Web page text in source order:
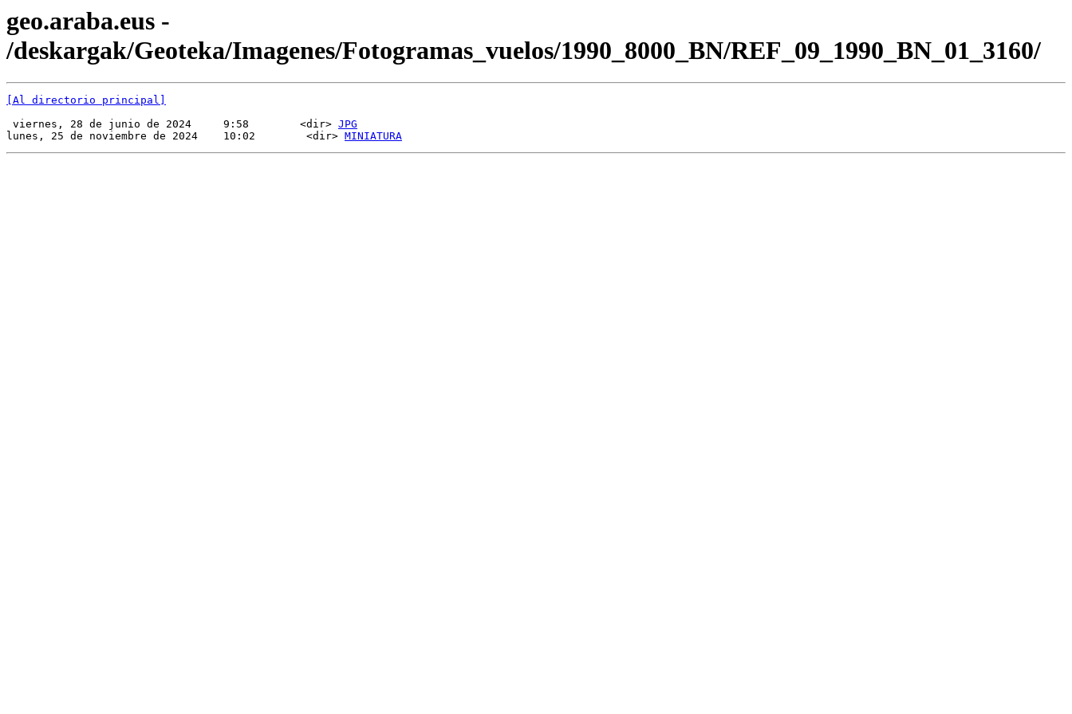
geo.araba.eus -
/deskargak/Geoteka/Imagenes/Fotogramas_vuelos/1990_8000_BN/REF_09_1990_BN_01_3160/
[Al directorio principal]
viernes, 28 de junio de 2024     9:58        <dir> JPG
lunes, 25 de noviembre de 2024    10:02        <dir> MINIATURA